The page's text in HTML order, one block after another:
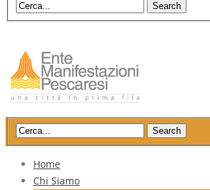
Home
Chi Siamo